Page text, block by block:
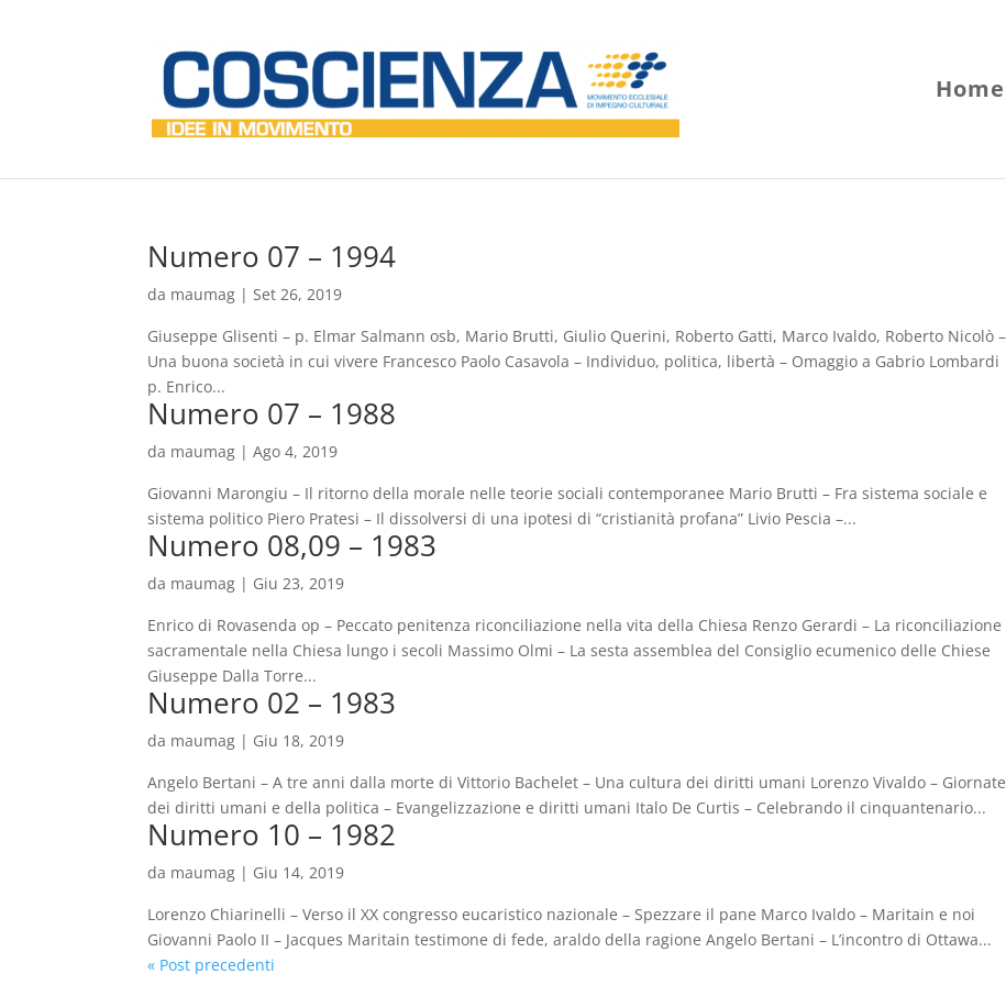
Numero 07 – 1994
da maumag |Set 26, 2019
Giuseppe Glisenti – p. Elmar Salmann osb, Mario Brutti, Giulio Querini, Roberto Gatti, Marco Ivaldo, Roberto Nicolò –
Una buona società in cui vivere Francesco Paolo Casavola – Individuo, politica, libertà – Omaggio a Gabrio Lombardi
p. Enrico...
Numero 07 – 1988
da maumag |Ago 4, 2019
Giovanni Marongiu – Il ritorno della morale nelle teorie sociali contemporanee Mario Brutti – Fra sistema sociale e
sistema politico Piero Pratesi – Il dissolversi di una ipotesi di “cristianità profana” Livio Pescia –...
Numero 08,09 – 1983
da maumag | Giu 23, 2019
Enrico di Rovasenda op – Peccato penitenza riconciliazione nella vita della Chiesa Renzo Gerardi – La riconciliazione
sacramentale nella Chiesa lungo i secoli Massimo Olmi – La sesta assemblea del Consiglio ecumenico delle Chiese
Giuseppe Dalla Torre...
Numero 02 – 1983
da maumag | Giu 18, 2019
Angelo Bertani – A tre anni dalla morte di Vittorio Bachelet – Una cultura dei diritti umani Lorenzo Vivaldo – Giornate
dei diritti umani e della politica – Evangelizzazione e diritti umani Italo De Curtis – Celebrando il cinquantenario...
Numero 10 – 1982
da maumag | Giu 14, 2019
Lorenzo Chiarinelli – Verso il XX congresso eucaristico nazionale – Spezzare il pane Marco Ivaldo – Maritain e noi
Giovanni Paolo II – Jacques Maritain testimone di fede, araldo della ragione Angelo Bertani – L’incontro di Ottawa...
« Post precedenti